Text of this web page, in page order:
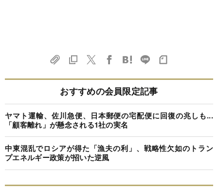
おすすめの会員限定記事
ヤマト運輸、佐川急便、日本郵便の宅配便に回復の兆しも...
「顧客離れ」が懸念される1社の実名
中東混乱でロシアが得た「漁夫の利」、戦略性欠如のトラン
プエネルギー政策が招いた逆風